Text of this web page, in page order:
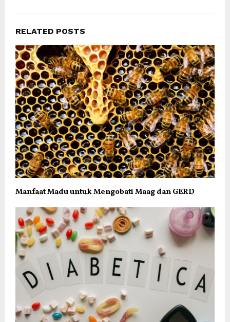
RELATED POSTS
Manfaat Madu untuk Mengobati Maag dan GERD